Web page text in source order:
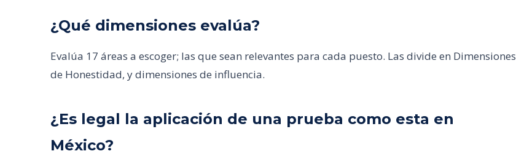
¿Qué dimensiones evalúa?
Evalúa 17 áreas a escoger; las que sean relevantes para cada puesto. Las divide en Dimensiones
de Honestidad, y dimensiones de influencia.
¿Es legal la aplicación de una prueba como esta en
México?